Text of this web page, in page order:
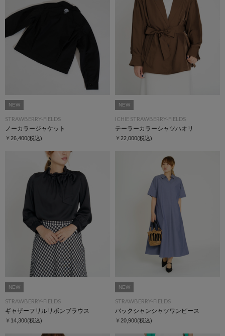
NEW
STRAWBERRY-FIELDS
ノーカラージャケット
￥26,400(税込)
NEW
ICHIE STRAWBERRY-FIELDS
テーラーカラーシャツハオリ
￥22,000(税込)
NEW
STRAWBERRY-FIELDS
ギャザーフリルリボンブラウス
￥14,300(税込)
NEW
STRAWBERRY-FIELDS
バックシャンシャツワンピース
￥20,900(税込)